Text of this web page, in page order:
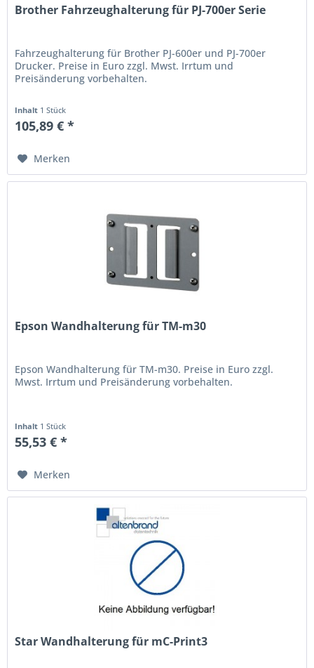
Brother Fahrzeughalterung für PJ-700er Serie
Fahrzeughalterung für Brother PJ-600er und PJ-700er
Drucker. Preise in Euro zzgl. Mwst. Irrtum und
Preisänderung vorbehalten.
Inhalt 1 Stück
105,89 € *
Merken
Epson Wandhalterung für TM-m30
Epson Wandhalterung für TM-m30. Preise in Euro zzgl.
Mwst. Irrtum und Preisänderung vorbehalten.
Inhalt 1 Stück
55,53 € *
Merken
Star Wandhalterung für mC-Print3